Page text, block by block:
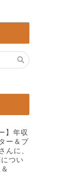
】年収
ー＆ブ
んに、
つい